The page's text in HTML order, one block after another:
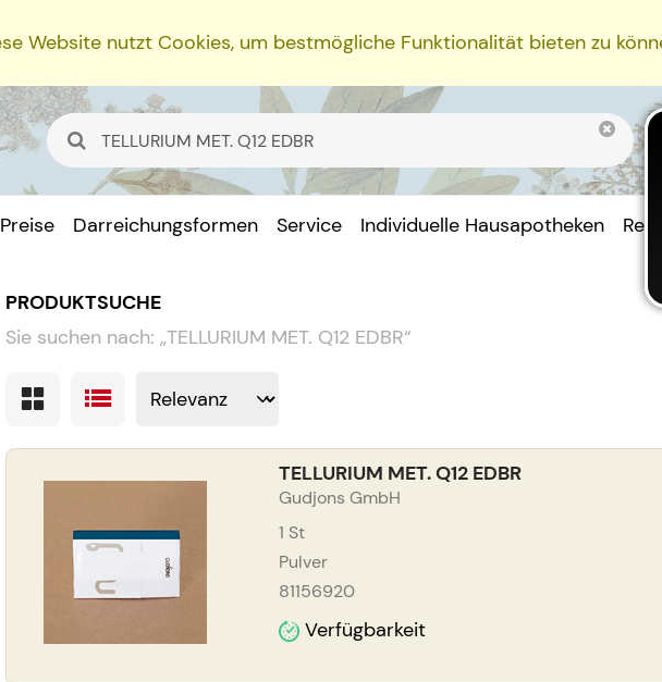
Website nutzt Cookies, um bestmögliche Funktionalität bieten zu
Preise Darreichungsformen Service Individuelle Hausapotheken
PRODUKTSUCHE
Sie suchen nach: „TELLURIUM MET. Q12 EDBR“
TELLURIUM MET. Q12 EDBR
Gudjons GmbH
1 St
Pulver
81156920
Verfügbarkeit